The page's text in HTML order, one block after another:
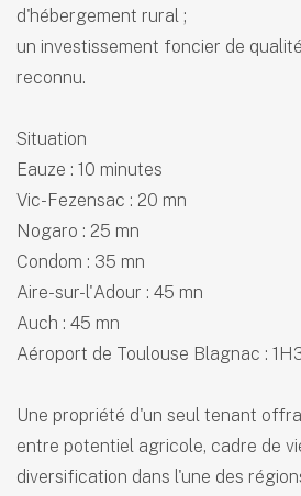
d'hébergement rural ;
un investissement foncier de
reconnu.
Situation
Eauze : 10 minutes
Vic-Fezensac : 20 mn
Nogaro : 25 mn
Condom : 35 mn
Aire-sur-l'Adour : 45 mn
Auch : 45 mn
Aéroport de Toulouse Blagnac :
Une propriété d'un seul tenant
entre potentiel agricole, cadre de
diversification dans l'une des